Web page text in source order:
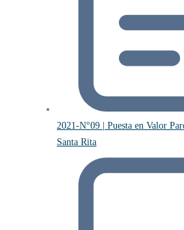
2021-N°09 | Puesta en Valor
Santa Rita